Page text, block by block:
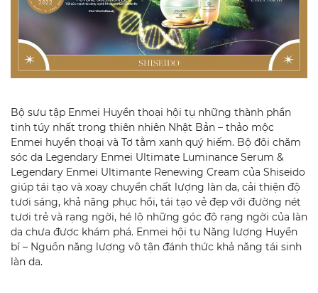
Bộ sưu tập Enmei Huyền thoại hội tụ những thành phần
tinh túy nhất trong thiên nhiên Nhật Bản – thảo mộc
Enmei huyền thoại và Tơ tằm xanh quý hiếm. Bộ đôi chăm
sóc da Legendary Enmei Ultimate Luminance Serum &
Legendary Enmei Ultimante Renewing Cream của Shiseido
giúp tái tạo và xoay chuyển chất lượng làn da, cải thiện độ
tươi sáng, khả năng phục hồi, tái tạo vẻ đẹp với đường nét
tươi trẻ và rạng ngời, hé lộ những góc độ rạng ngời của làn
da chưa được khám phá. Enmei hội tụ Năng lượng Huyền
bí – Nguồn năng lượng vô tận đánh thức khả năng tái sinh
làn da.